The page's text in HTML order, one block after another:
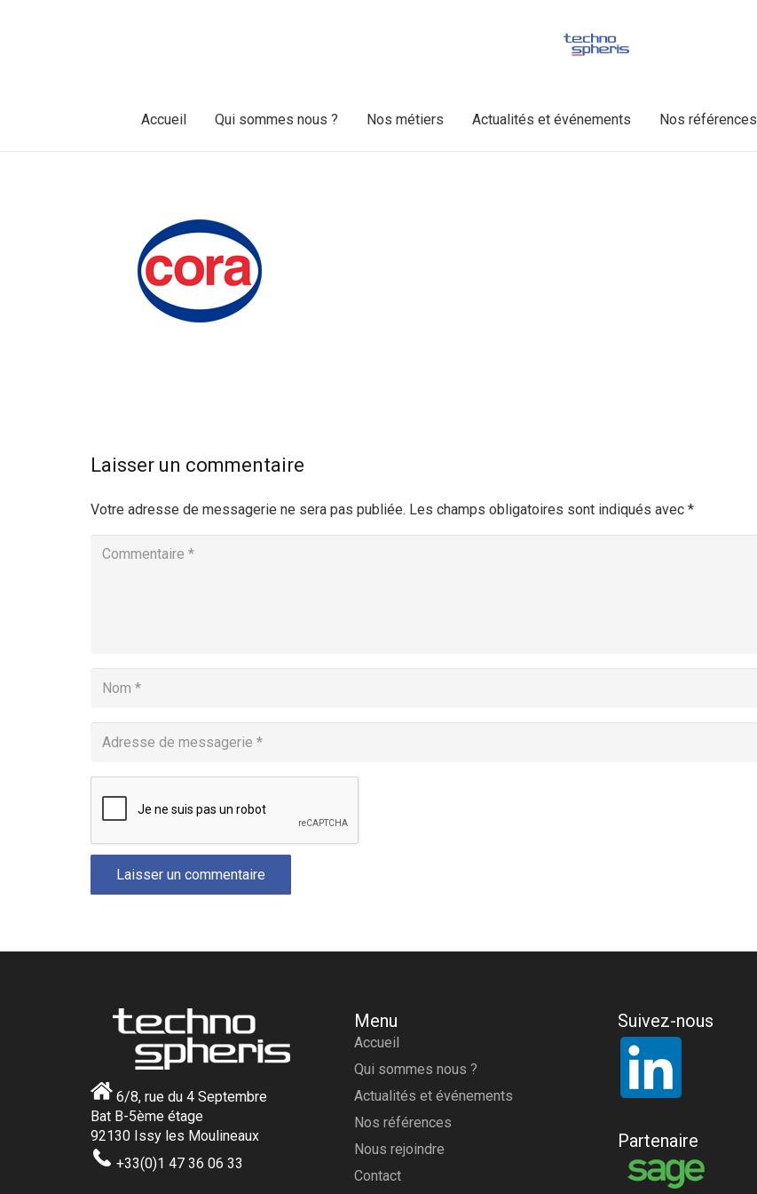
Accueil Qui sommes nous ? Nos métiers Actualités et événements Nos références
Laisser un commentaire
Votre adresse de messagerie ne sera pas publiée. Les champs obligatoires sont indiqués avec *
Laisser un commentaire
6/8, rue du 4 Septembre
Bat B-5ème étage
92130 Issy les Moulineaux
+33(0)1 47 36 06 33
Menu
Accueil
Qui sommes nous ?
Actualités et événements
Nos références
Nous rejoindre
Contact
Suivez-nous
Partenaire